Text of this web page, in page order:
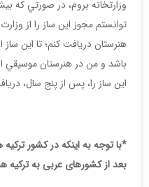
توانستم مجوز اين ساز را از
هنرستان دريافت كنم؛ تا اين ساز
باشد و من در هنرستان
اين ساز را، پس از پنج سال،
*با توجه به اينكه در كشور ترکیه
بعد از کشورهای عربی به تركيه